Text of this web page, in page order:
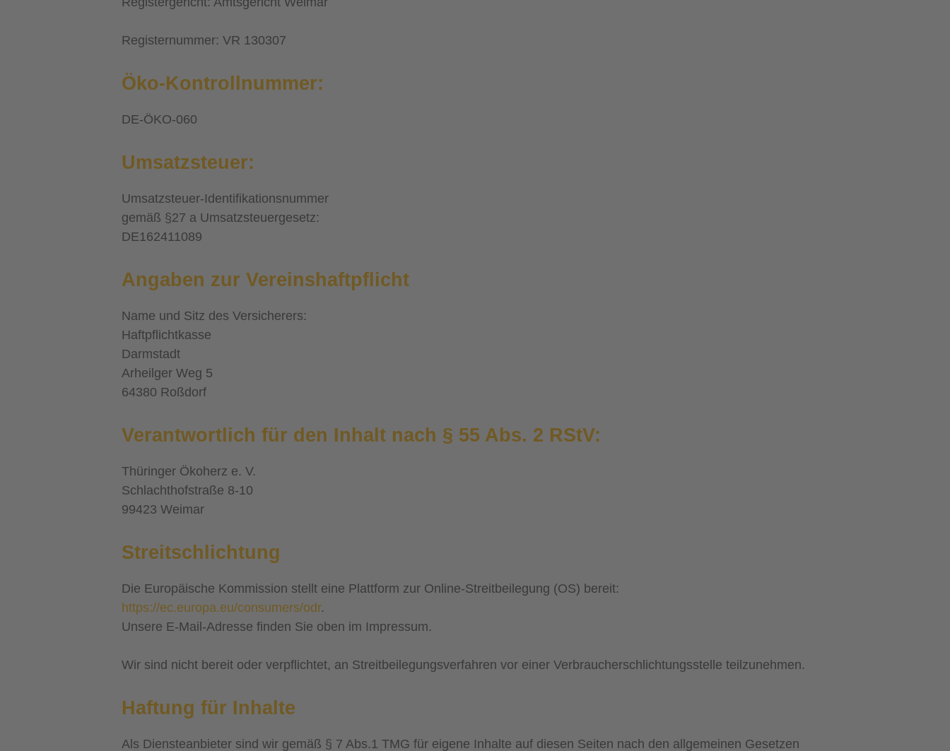
Registernummer: VR 130307
Öko-Kontrollnummer:
DE-ÖKO-060
Umsatzsteuer:
Umsatzsteuer-Identifikationsnummer
gemäß §27 a Umsatzsteuergesetz:
DE162411089
Angaben zur Vereinshaftpflicht
Name und Sitz des Versicherers:
Haftpflichtkasse
Darmstadt
Arheilger Weg 5
64380 Roßdorf
Verantwortlich für den Inhalt nach § 55 Abs. 2 RStV:
Thüringer Ökoherz e. V.
Schlachthofstraße 8-10
99423 Weimar
Streitschlichtung
Die Europäische Kommission stellt eine Plattform zur Online-Streitbeilegung (OS) bereit:
https://ec.europa.eu/consumers/odr.
Unsere E-Mail-Adresse finden Sie oben im Impressum.
Wir sind nicht bereit oder verpflichtet, an Streitbeilegungsverfahren vor einer Verbraucherschlichtungsstelle teilzunehmen.
Haftung für Inhalte
Als Diensteanbieter sind wir gemäß § 7 Abs.1 TMG für eigene Inhalte auf diesen Seiten nach den allgemeinen Gesetzen